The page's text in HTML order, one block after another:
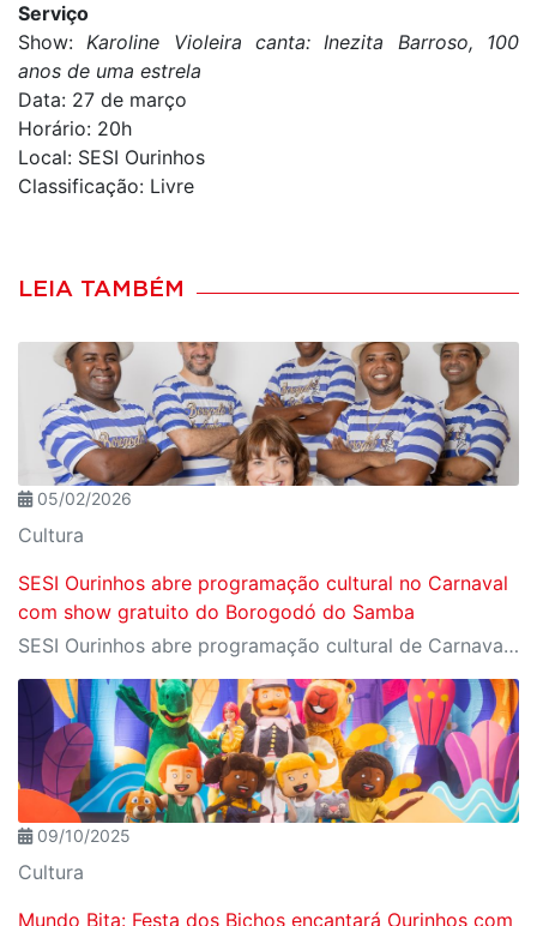
Serviço
Show:Karoline Violeira canta: Inezita Barroso, 100
anos de uma estrela
Data: 27 de março
Horário: 20h
Local: SESI Ourinhos
Classificação: Livre
LEIA TAMBÉM
05/02/2026
Cultura
SESI Ourinhos abre programação cultural no Carnaval
com show gratuito do Borogodó do Samba
SESI Ourinhos abre programação cultural de Carnaval com show gratuito do Borogodó do Samba
09/10/2025
Cultura
Mundo Bita: Festa dos Bichos encantará Ourinhos com